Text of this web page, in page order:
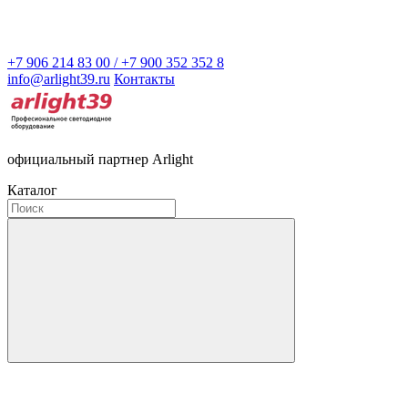
+7 906 214 83 00 / +7 900 352 352 8
info@arlight39.ru Контакты
официальный партнер Arlight
Каталог